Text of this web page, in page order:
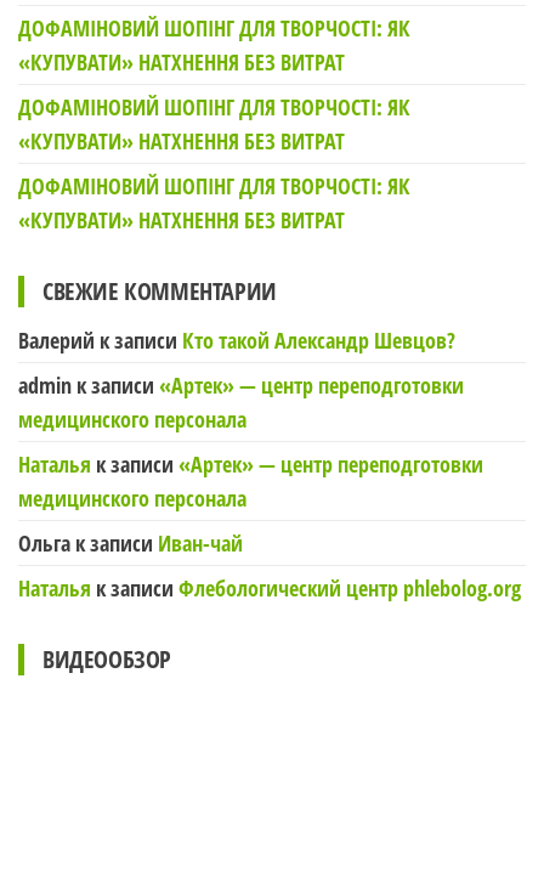
ДОФАМІНОВИЙ ШОПІНГ ДЛЯ ТВОРЧОСТІ: ЯК
«КУПУВАТИ» НАТХНЕННЯ БЕЗ ВИТРАТ
ДОФАМІНОВИЙ ШОПІНГ ДЛЯ ТВОРЧОСТІ: ЯК
«КУПУВАТИ» НАТХНЕННЯ БЕЗ ВИТРАТ
ДОФАМІНОВИЙ ШОПІНГ ДЛЯ ТВОРЧОСТІ: ЯК
«КУПУВАТИ» НАТХНЕННЯ БЕЗ ВИТРАТ
СВЕЖИЕ КОММЕНТАРИИ
Валерий к записи Кто такой Александр Шевцов?
admin к записи «Артек» — центр переподготовки
медицинского персонала
Наталья к записи «Артек» — центр переподготовки
медицинского персонала
Ольга к записи Иван-чай
Наталья к записи Флебологический центр phlebolog.org
ВИДЕООБЗОР